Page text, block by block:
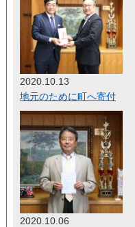
2020.10.13
地元のために町へ寄付
2020.10.06